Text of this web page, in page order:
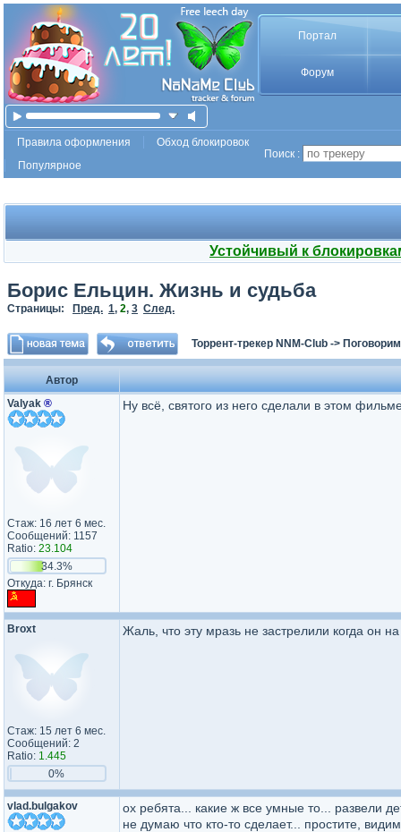
Портал
Форум
Правила оформления
Обход блокировок
Популярное
Поиск :
Устойчивый к
Борис Ельцин. Жизнь и судьба
Страницы: Пред. 1, 2, 3 След.
Торрент-трекер NNM-Club -> Поговорим
Автор
Valyak ®
Стаж: 16 лет 6 мес.
Сообщений: 1157
Ratio: 23.104
34.3%
Откуда: г. Брянск
Ну всё, святого из него сделали в этом
Broxt
Стаж: 15 лет 6 мес.
Сообщений: 2
Ratio: 1.445
0%
Жаль, что эту мразь не застрелили когда он
vlad.bulgakov
ох ребята... какие ж все умные то... развели
не думаю что кто-то сделает... простите,